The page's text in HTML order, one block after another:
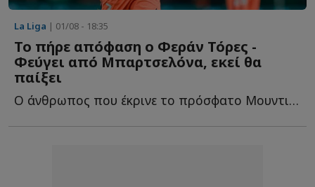
La Liga | 01/08 - 18:35
To πήρε απόφαση ο Φεράν Τόρες -
Φεύγει από Μπαρτσελόνα, εκεί θα
παίξει
Ο άνθρωπος που έκρινε το πρόσφατο Μουντιάλ αφήνει τ...